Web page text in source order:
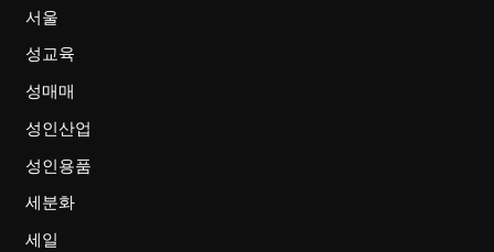
서울
성교육
성매매
성인산업
성인용품
세분화
세일